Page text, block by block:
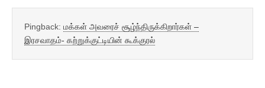
Pingback: மக்கள் அவரைச் சூழ்ந்திருக்கிறார்கள் –
இரசவாதம்- கற்றுக்குட்டியின் கூக்குரல்